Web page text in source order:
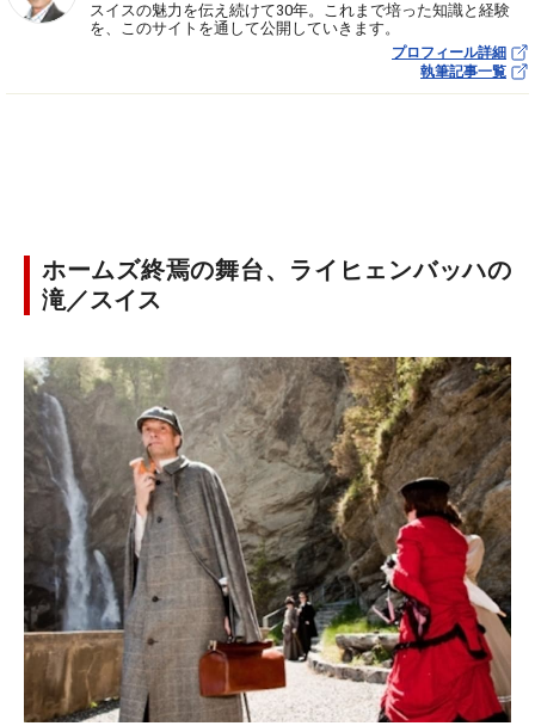
スイスの魅力を伝え続けて30年。これまで培った知識と経験
を、このサイトを通して公開していきます。
プロフィール詳細
執筆記事一覧
ホームズ終焉の舞台、ライヒェンバッハの
滝／スイス